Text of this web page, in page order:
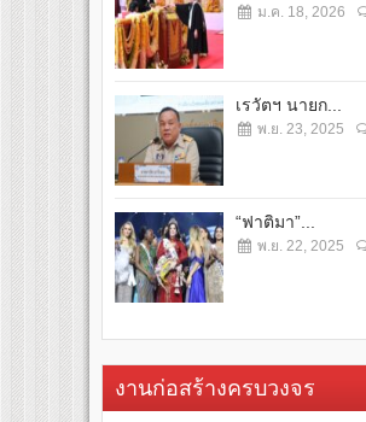
ม.ค. 18, 2026
เรวัตฯ นายก...
พ.ย. 23, 2025
“ฟาติมา”...
พ.ย. 22, 2025
งานก่อสร้างครบวงจร